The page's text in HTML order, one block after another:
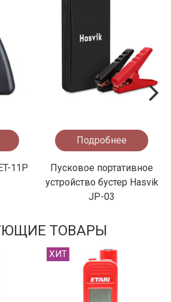
11P
Подробнее
Пусковое портативное
устройство бустер Hasvik
JP-03
ТОВАРЫ
ХИТ